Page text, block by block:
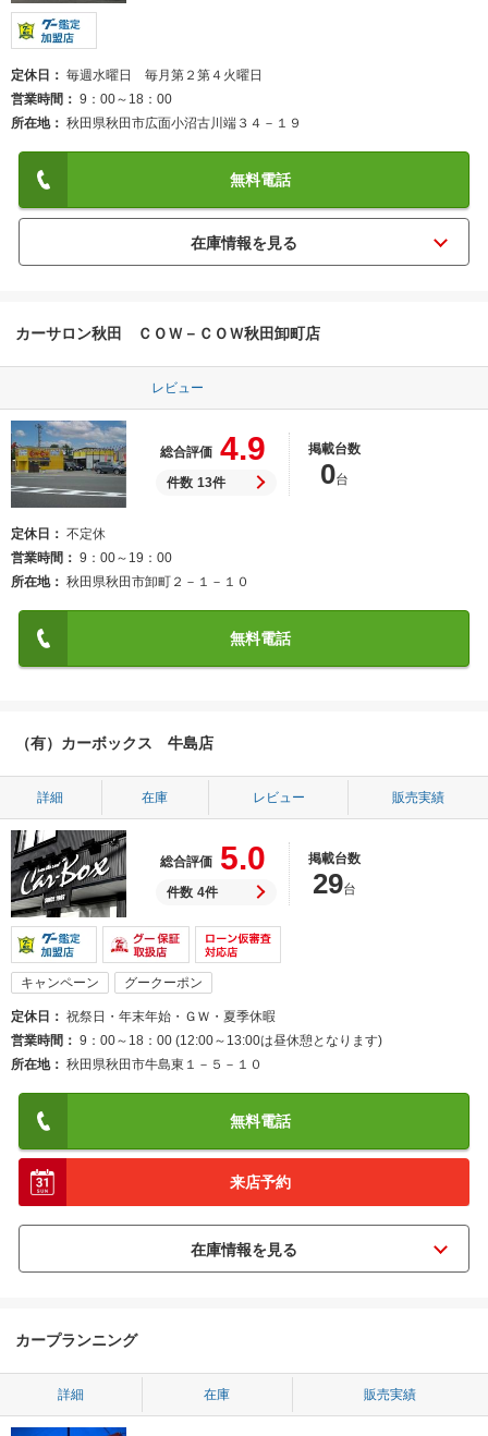
定休日
毎週水曜日 毎月第２第４火曜日
営業時間
9：00～18：00
所在地
秋田県秋田市広面小沼古川端３４－１９
無料電話
カーサロン秋田 ＣＯＷ－ＣＯＷ秋田卸町店
レビュー
総合評価 4.9
件数 13件
掲載台数
0台
定休日
不定休
営業時間
9：00～19：00
所在地
秋田県秋田市卸町２－１－１０
無料電話
（有）カーボックス 牛島店
詳細 在庫 レビュー 販売実績
総合評価 5.0
件数 4件
掲載台数
29台
キャンペーン グークーポン
定休日
祝祭日・年末年始・ＧＷ・夏季休暇
営業時間
9：00～18：00 (12:00～13:00は昼休憩となります)
所在地
秋田県秋田市牛島東１－５－１０
無料電話
来店予約
カープランニング
詳細 在庫 販売実績